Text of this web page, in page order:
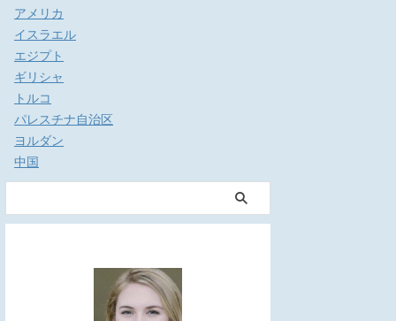
アメリカ
イスラエル
エジプト
ギリシャ
トルコ
パレスチナ自治区
ヨルダン
中国